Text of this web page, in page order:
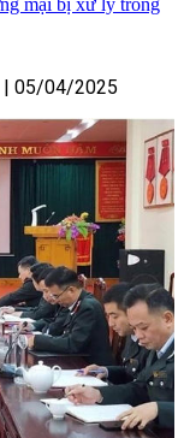
| 05/04/2025